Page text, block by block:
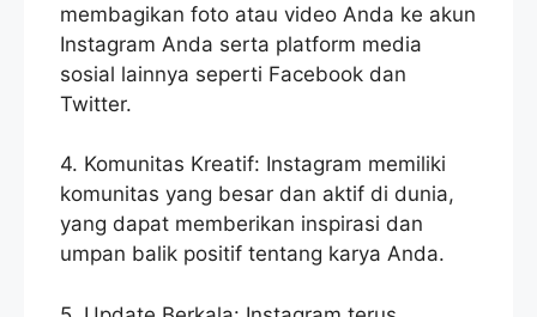
membagikan foto atau video Anda ke akun
Instagram Anda serta platform media
sosial lainnya seperti Facebook dan
Twitter.
4. Komunitas Kreatif: Instagram memiliki
komunitas yang besar dan aktif di dunia,
yang dapat memberikan inspirasi dan
umpan balik positif tentang karya Anda.